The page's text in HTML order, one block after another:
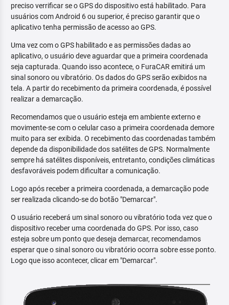
preciso verrificar se o GPS do dispositivo está habilitado. Para
usuários com Android 6 ou superior, é preciso garantir que o
aplicativo tenha permissão de acesso ao GPS.
Uma vez com o GPS habilitado e as permissões dadas ao
aplicativo, o usuário deve aguardar que a primeira coordenada
seja capturada. Quando isso acontece, o FuraCAR emitirá um
sinal sonoro ou vibratório. Os dados do GPS serão exibidos na
tela. A partir do recebimento da primeira coordenada, é possível
realizar a demarcação.
Recomendamos que o usuário esteja em ambiente externo e
movimente-se com o celular caso a primeira coordenada demore
muito para ser exibida. O recebimento das coordenadas também
depende da disponibilidade dos satélites de GPS. Normalmente
sempre há satélites disponíveis, entretanto, condições climáticas
desfavoráveis podem dificultar a comunicação.
Logo após receber a primeira coordenada, a demarcação pode
ser realizada clicando-se do botão "Demarcar".
O usuário receberá um sinal sonoro ou vibratório toda vez que o
dispositivo receber uma coordenada do GPS. Por isso, caso
esteja sobre um ponto que deseja demarcar, recomendamos
esperar que o sinal sonoro ou vibratório ocorra sobre esse ponto.
Logo que isso acontecer, clicar em "Demarcar".